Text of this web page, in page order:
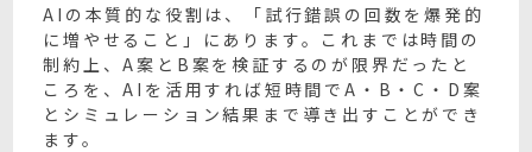
AIの本質的な役割は、「試行錯誤の回数を爆発的
に増やせること」にあります。これまでは時間の
制約上、A案とB案を検証するのが限界だったと
ころを、AIを活用すれば短時間でA・B・C・D案
とシミュレーション結果まで導き出すことができ
ます。